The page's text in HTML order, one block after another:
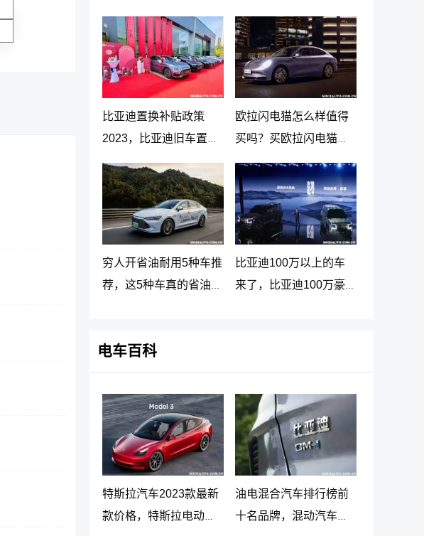
比亚迪置换补贴政策
2023，比亚迪旧车置换
新车价格表
欧拉闪电猫怎么样值得
买吗？买欧拉闪电猫十
大忠告
穷人开省油耐用5种车推
荐，这5种车真的省油又
比亚迪100万以上的车
来了，比亚迪100万豪
电车百科
特斯拉汽车2023款最新
款价格，特斯拉电动汽
油电混合汽车排行榜前
十名品牌，混动汽车十